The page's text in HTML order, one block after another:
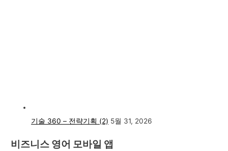
기술 360 – 전략기획 (2) 5월 31, 2026
비즈니스 영어 모바일 앱